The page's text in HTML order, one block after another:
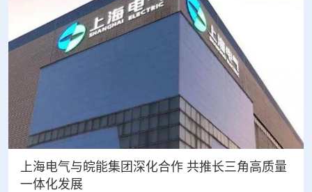
上海电气与皖能集团深化合作 共推长三角高质量
一体化发展